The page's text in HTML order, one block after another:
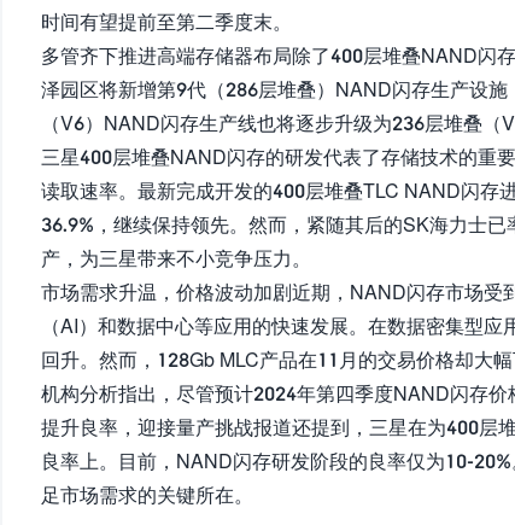
时间有望提前至第二季度末。
多管齐下推进高端存储器布局除了400层堆叠NAND闪
泽园区将新增第9代（286层堆叠）NAND闪存生产设
（V6）NAND闪存生产线也将逐步升级为236层堆叠（
三星400层堆叠NAND闪存的研发代表了存储技术的重
读取速率。最新完成开发的400层堆叠TLC NAND闪存
36.9%，继续保持领先。然而，紧随其后的SK海力士
产，为三星带来不小竞争压力。
市场需求升温，价格波动加剧近期，NAND闪存市场
（AI）和数据中心等应用的快速发展。在数据密集型
回升。然而，128Gb MLC产品在11月的交易价格却大
机构分析指出，尽管预计2024年第四季度NAND闪存
提升良率，迎接量产挑战报道还提到，三星在为400层
良率上。目前，NAND闪存研发阶段的良率仅为10-
足市场需求的关键所在。